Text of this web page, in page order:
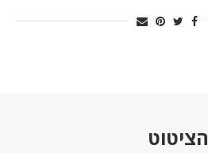
הציטוט